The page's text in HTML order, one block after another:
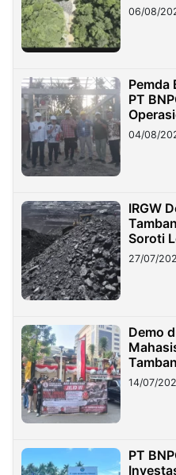
06/08/
Pemda
PT
04/08/
IRGW
Soroti
27/07/
Demo
14/07/
PT